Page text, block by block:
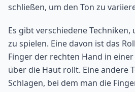
schließen, um den Ton zu
Es gibt verschiedene
zu spielen. Eine davon ist das
Finger der rechten Hand in
über die Haut rollt. Eine andere
Schlagen, bei dem man die